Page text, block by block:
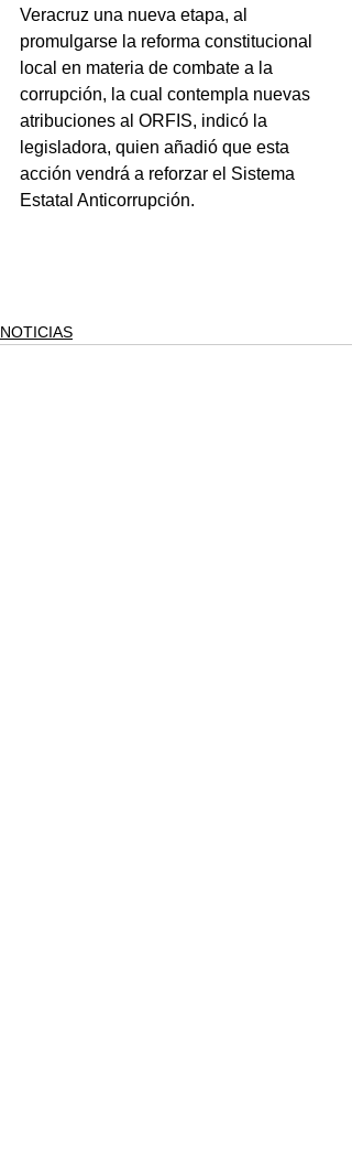
Veracruz una nueva etapa, al
promulgarse la reforma constitucional
local en materia de combate a la
corrupción, la cual contempla nuevas
atribuciones al ORFIS, indicó la
legisladora, quien añadió que esta
acción vendrá a reforzar el Sistema
Estatal Anticorrupción.
NOTICIAS